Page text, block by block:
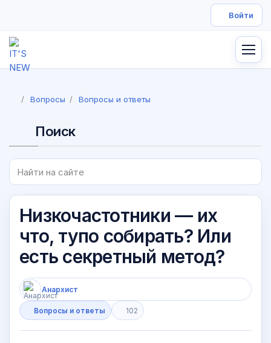
Вопросы Вопросы и ответы
Поиск
Низкочастотники — их
что, тупо собирать? Или
есть секретный метод?
Анархист
Вопросы и ответы 102